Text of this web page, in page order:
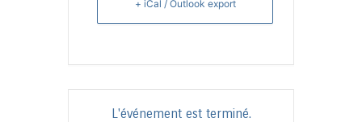
+ iCal / Outlook export
L'événement est terminé.